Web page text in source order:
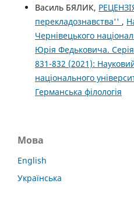
Василь БЯЛИК,
перекладознавства'' ,
Чернівецького
Юрія Федьковича.
831-832 (2021):
національного
Германська філологія
Мова
English
Українська